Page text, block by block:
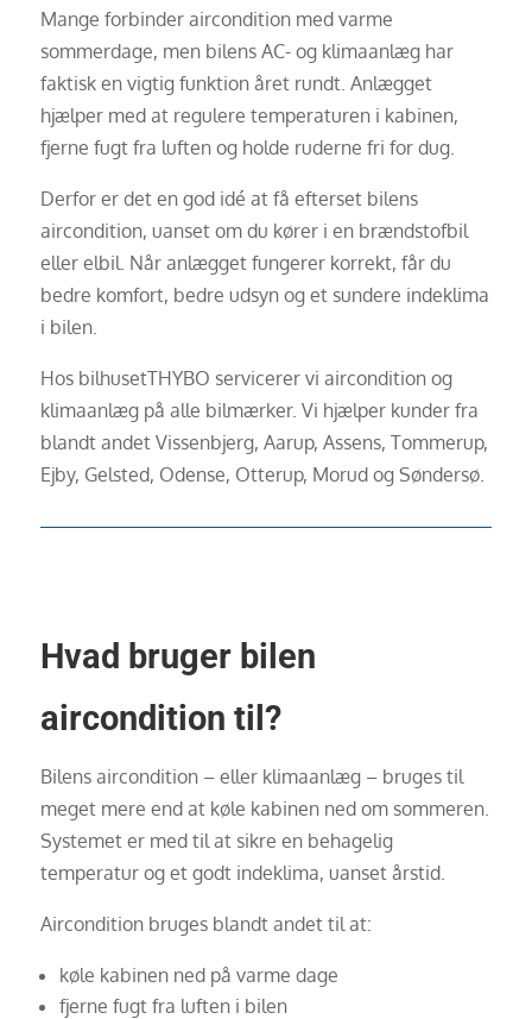
Mange forbinder aircondition med varme
sommerdage, men bilens AC- og klimaanlæg har
faktisk en vigtig funktion året rundt. Anlægget
hjælper med at regulere temperaturen i kabinen,
fjerne fugt fra luften og holde ruderne fri for dug.
Derfor er det en god idé at få efterset bilens
aircondition, uanset om du kører i en brændstofbil
eller elbil. Når anlægget fungerer korrekt, får du
bedre komfort, bedre udsyn og et sundere indeklima
i bilen.
Hos bilhusetTHYBO servicerer vi aircondition og
klimaanlæg på alle bilmærker. Vi hjælper kunder fra
blandt andet Vissenbjerg, Aarup, Assens, Tommerup,
Ejby, Gelsted, Odense, Otterup, Morud og Søndersø.
Hvad bruger bilen
aircondition til?
Bilens aircondition – eller klimaanlæg – bruges til
meget mere end at køle kabinen ned om sommeren.
Systemet er med til at sikre en behagelig
temperatur og et godt indeklima, uanset årstid.
Aircondition bruges blandt andet til at:
køle kabinen ned på varme dage
fjerne fugt fra luften i bilen